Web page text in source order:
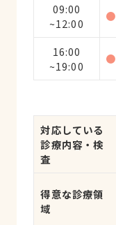
09:00
~12:00
●
16:00
~19:00
●
対応している
診療内容・検
査
得意な診療領
域